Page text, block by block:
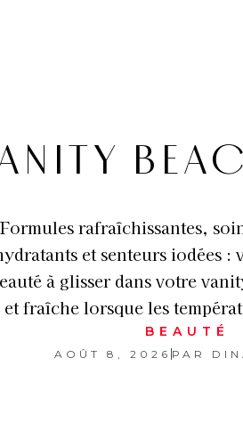
Formules rafraîchissantes,
et senteurs iodées :
à glisser dans votre
et fraîche lorsque les
BEAUTÉ
AOÛT 8, 2026 PAR